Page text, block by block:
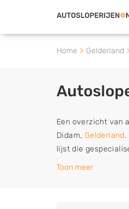
Home Gelderland
Een overzicht van
Didam, Gelderland.
lijst die
sloopauto
Toon meer